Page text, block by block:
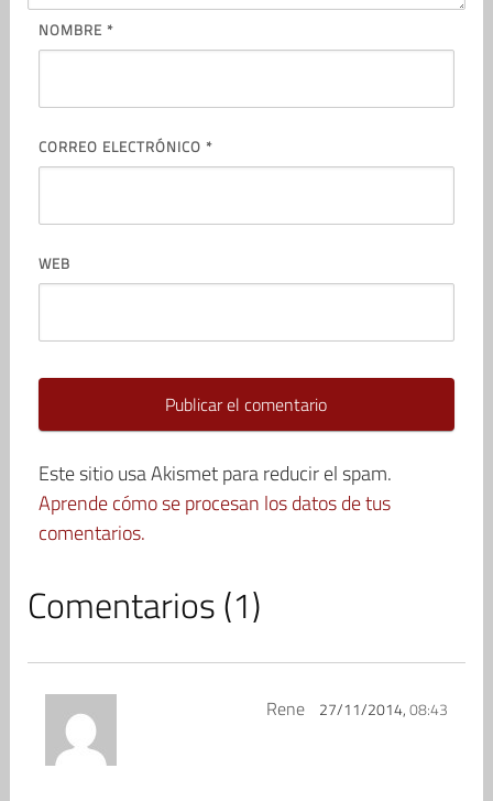
NOMBRE *
CORREO ELECTRÓNICO *
WEB
Este sitio usa Akismet para reducir el spam.
Aprende cómo se procesan los datos de tus
comentarios.
Comentarios (1)
Rene 27/11/2014,08:43